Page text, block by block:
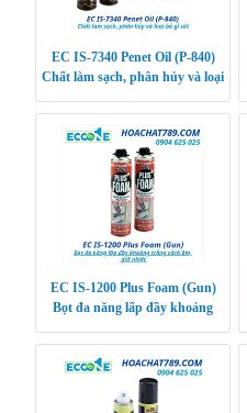
EC IS-7340 Penet Oil (P-840)
Chất làm sạch, phân hủy và loại
EC IS-1200 Plus Foam (Gun)
Bọt đa năng lấp đầy khoảng